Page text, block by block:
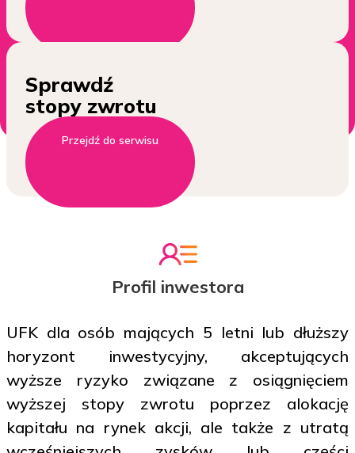
Sprawdź
stopy zwrotu
Przejdź do serwisu
Profil inwestora
UFK dla osób mających 5 letni lub dłuższy
horyzont inwestycyjny, akceptujących
wyższe ryzyko związane z osiągnięciem
wyższej stopy zwrotu poprzez alokację
kapitału na rynek akcji, ale także z utratą